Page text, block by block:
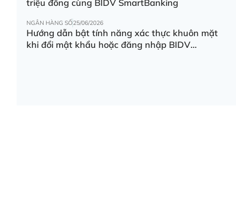
triệu đồng cùng BIDV SmartBanking
NGÂN HÀNG SỐ25/06/2026
Hướng dẫn bật tính năng xác thực khuôn mặt
khi đổi mật khẩu hoặc đăng nhập BIDV